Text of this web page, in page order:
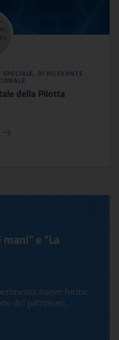
DI RILEVANTE
della Pilotta
e "La
nuove forme
del patrimoni...